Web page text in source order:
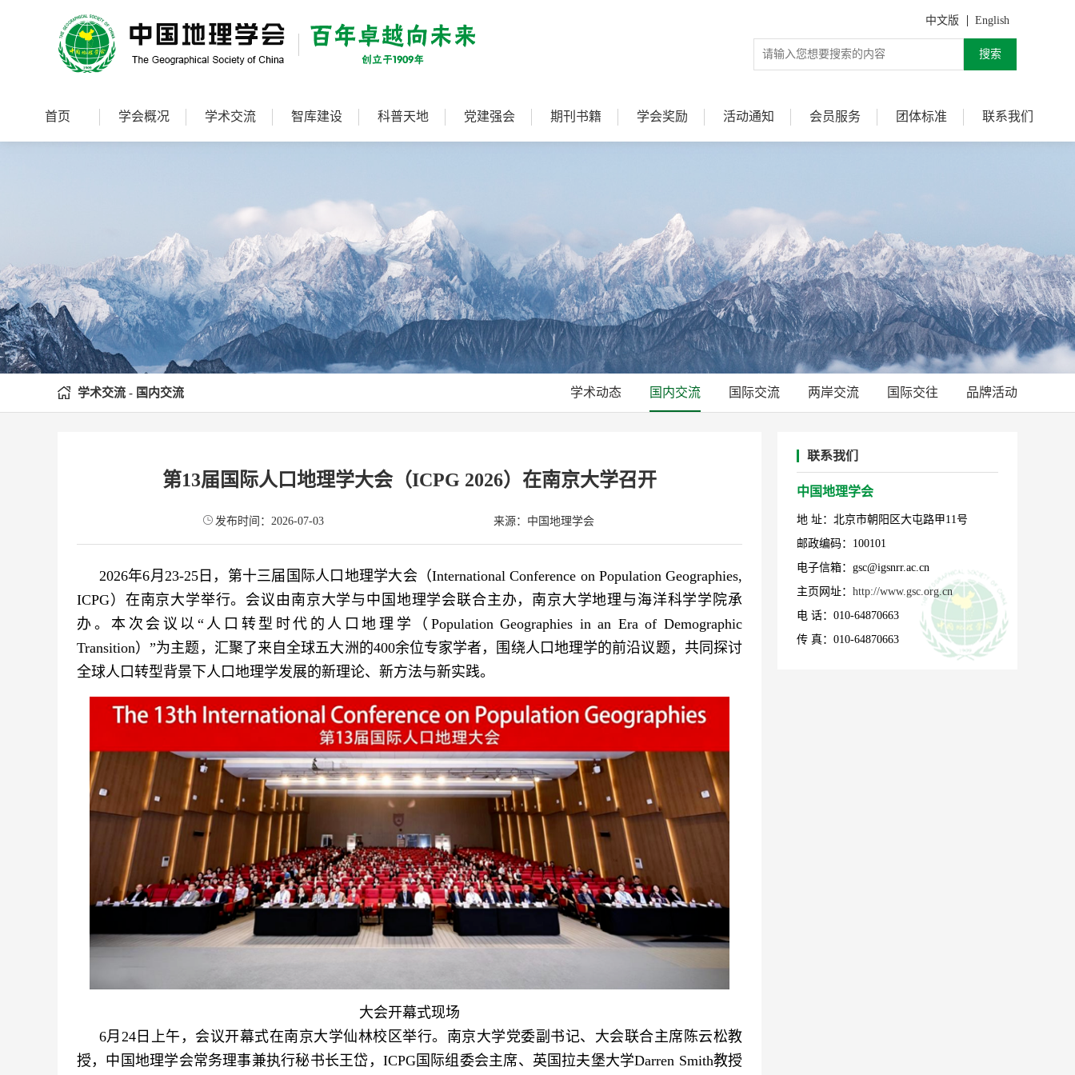
English
中文版
搜索
首页 学会概况 学术交流 智库建设 科普天地 党建强会 期刊书籍 学会奖励 活动通知 会员服务 团体标准 联系我们
学术交流 - 国内交流 学术动态 国内交流 国际交流 两岸交流 国际交往 品牌活动
第13届国际人口地理学大会（ICPG 2026）在南京大学召开
发布时间：2026-07-03 来源：中国地理学会
2026年6月23-25日，第十三届国际人口地理学大会（International Conference on Population Geographies,
ICPG）在南京大学举行。会议由南京大学与中国地理学会联合主办，南京大学地理与海洋科学学院承
办。本次会议以“人口转型时代的人口地理学（Population Geographies in an Era of Demographic
Transition）”为主题，汇聚了来自全球五大洲的400余位专家学者，围绕人口地理学的前沿议题，共同探讨
全球人口转型背景下人口地理学发展的新理论、新方法与新实践。
大会开幕式现场
6月24日上午，会议开幕式在南京大学仙林校区举行。南京大学党委副书记、大会联合主席陈云松教
授，中国地理学会常务理事兼执行秘书长王岱，ICPG国际组委会主席、英国拉夫堡大学Darren Smith教授
联系我们
中国地理学会
地 址：北京市朝阳区大屯路甲11号
邮政编码：100101
电子信箱：gsc@igsnrr.ac.cn
主页网址： http://www.gsc.org.cn
电 话：010-64870663
传 真：010-64870663